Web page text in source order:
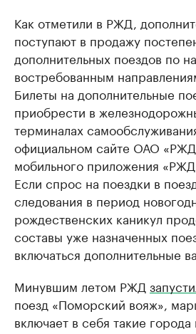
Как отметили в РЖД,
поступают в продажу
дополнительных поездов по
востребованным
Билеты на дополнительные
приобрести в
терминалах
официальном сайте ОАО
мобильного приложения
Если спрос на поездки в
следования в период
рождественских каникул
составы уже назначенных
включаться дополнительные
Минувшим летом РЖД
поезд «Поморский вояж»,
включает в себя такие